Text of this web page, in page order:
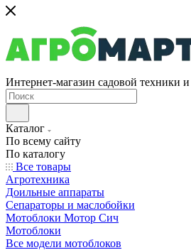
Интернет-магазин садовой техники
Каталог
По всему сайту
По каталогу
Все товары
Агротехника
Доильные аппараты
Сепараторы и маслобойки
Мотоблоки Мотор Сич
Мотоблоки
Все модели мотоблоков